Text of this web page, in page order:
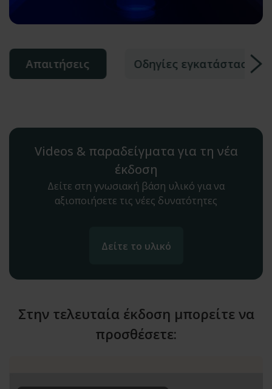
Απαιτήσεις Οδηγίες εγκατάστασης
Videos & παραδείγματα για τη νέα
έκδοση
Δείτε στη γνωσιακή βάση υλικό για να
αξιοποιήσετε τις νέες δυνατότητες
Δείτε το υλικό
Στην τελευταία έκδοση μπορείτε να
προσθέσετε: